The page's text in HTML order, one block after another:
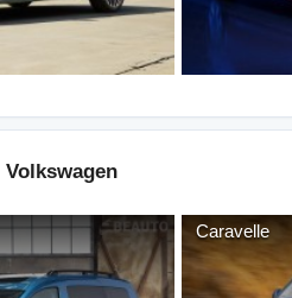
Volkswagen
Caravelle